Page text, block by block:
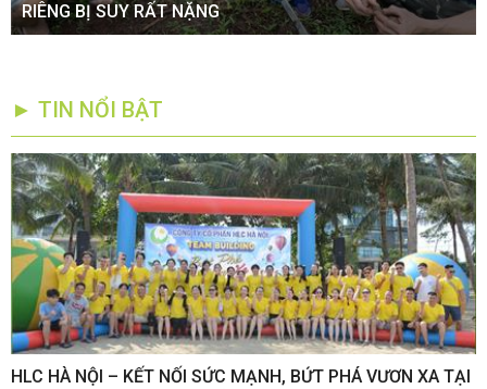
RIÊNG BỊ SUY RẤT NẶNG
► TIN NỔI BẬT
HLC HÀ NỘI – KẾT NỐI SỨC MẠNH, BỨT PHÁ VƯƠN XA TẠI